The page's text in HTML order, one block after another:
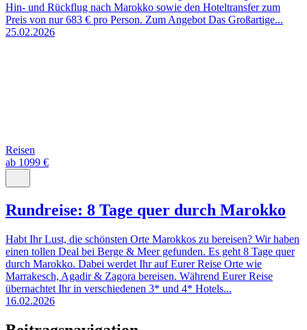
Hin- und Rückflug nach Marokko sowie den Hoteltransfer zum
Preis von nur 683 € pro Person. Zum Angebot Das Großartige...
25.02.2026
Reisen
ab 1099 €
Rundreise: 8 Tage quer durch Marokko
Habt Ihr Lust, die schönsten Orte Marokkos zu bereisen? Wir haben
einen tollen Deal bei Berge & Meer gefunden. Es geht 8 Tage quer
durch Marokko. Dabei werdet Ihr auf Eurer Reise Orte wie
Marrakesch, Agadir & Zagora bereisen. Während Eurer Reise
übernachtet Ihr in verschiedenen 3* und 4* Hotels...
16.02.2026